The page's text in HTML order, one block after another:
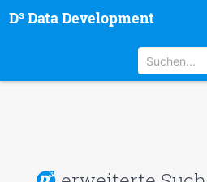
D³ Data Development